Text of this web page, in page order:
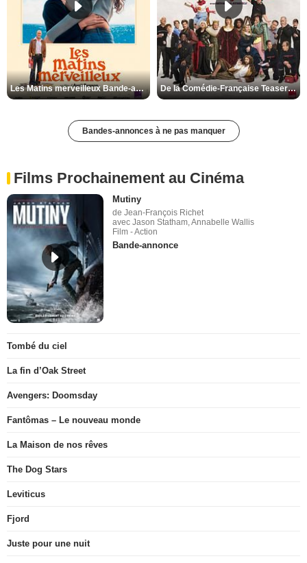
Les Matins merveilleux Bande-annonce VF De la Comédie-Française Teaser VF
Bandes-annonces à ne pas manquer
Films Prochainement au Cinéma
Mutiny
de Jean-François Richet
avec Jason Statham, Annabelle Wallis
Film - Action
Bande-annonce
Tombé du ciel
La fin d’Oak Street
Avengers: Doomsday
Fantômas – Le nouveau monde
La Maison de nos rêves
The Dog Stars
Leviticus
Fjord
Juste pour une nuit